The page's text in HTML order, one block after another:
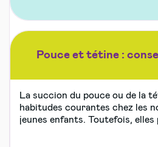
Pouce et tétine :
La succion du pouce ou de la
habitudes courantes chez les
jeunes enfants. Toutefois, elles